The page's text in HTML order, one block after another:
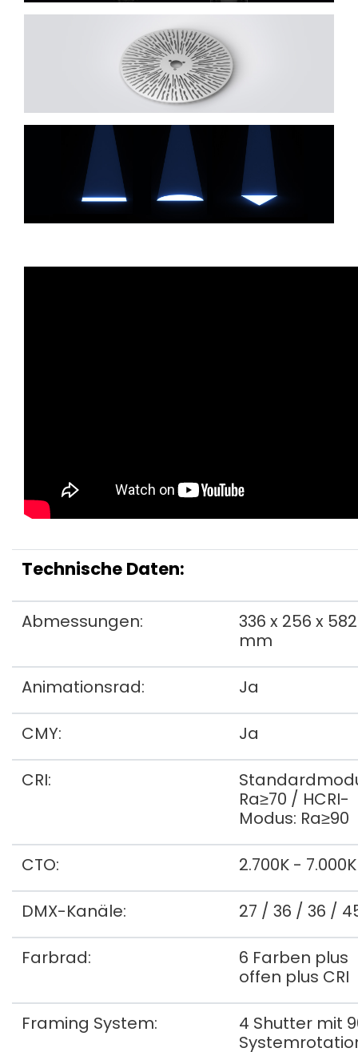
Technische Daten:
Abmessungen:
336 x 256 x 582
mm
Animationsrad: Ja
CMY: Ja
CRI:
Ra≥70 / HCRI-
Modus: Ra≥90
CTO: 2.700K - 7.000K
DMX-Kanäle: 27 / 36 / 36 /
Farbrad:
6 Farben plus
offen plus CRI
Framing System:
4 Shutter mit